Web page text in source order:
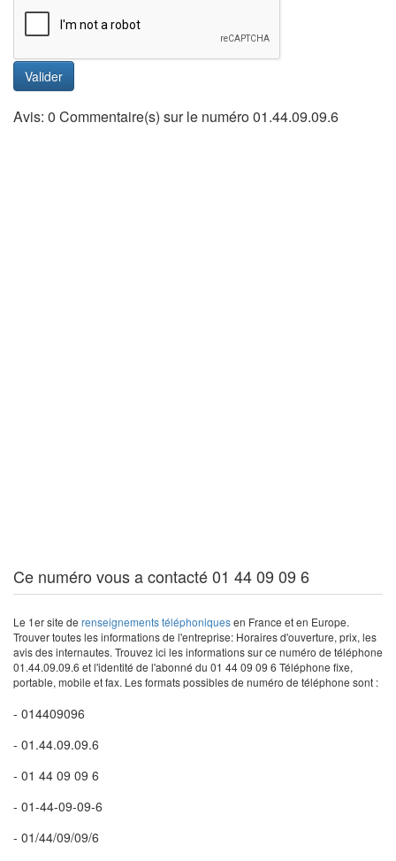
Valider
Avis: 0 Commentaire(s) sur le numéro 01.44.09.09.6
Ce numéro vous a contacté 01 44 09 09 6
Le 1er site de renseignements téléphoniquesen France et en Europe.
Trouver toutes les informations de l'entreprise: Horaires d'ouverture, prix, les
avis des internautes. Trouvez ici les informations sur ce numéro de téléphone
01.44.09.09.6 et l'identité de l'abonné du 01 44 09 09 6 Téléphone fixe,
portable, mobile et fax. Les formats possibles de numéro de téléphone sont :
- 014409096
- 01.44.09.09.6
- 01 44 09 09 6
- 01-44-09-09-6
- 01/44/09/09/6